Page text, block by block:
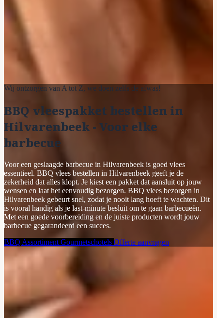
Wij ontzorgen van A tot Z, we doen zelfs de afwas!
BBQ vleespakket bestellen in
Hilvarenbeek - Voor elke
barbecue
Voor een geslaagde barbecue in Hilvarenbeek is goed vlees
essentieel. BBQ vlees bestellen in Hilvarenbeek geeft je de
zekerheid dat alles klopt. Je kiest een pakket dat aansluit op jouw
wensen en laat het eenvoudig bezorgen. BBQ vlees bezorgen in
Hilvarenbeek gebeurt snel, zodat je nooit lang hoeft te wachten. Dit
is vooral handig als je last-minute besluit om te gaan barbecueën.
Met een goede voorbereiding en de juiste producten wordt jouw
barbecue gegarandeerd een succes.
BBQ Assortiment Gourmetschotels Offerte aanvragen